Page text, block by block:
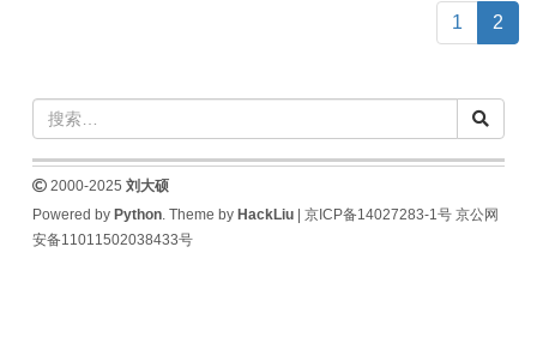
1 2
2000-2025 刘大硕
Powered by Python. Theme by HackLiu| 京ICP备14027283-1号 京公网
安备11011502038433号